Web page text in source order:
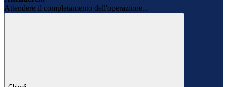
Attendere il completamento dell'operazione...